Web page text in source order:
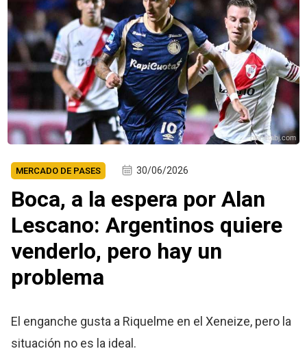
planetabj.com
MERCADO DE PASES 30/06/2026
Boca, a la espera por Alan
Lescano: Argentinos quiere
venderlo, pero hay un
problema
El enganche gusta a Riquelme en el Xeneize, pero la
situación no es la ideal.